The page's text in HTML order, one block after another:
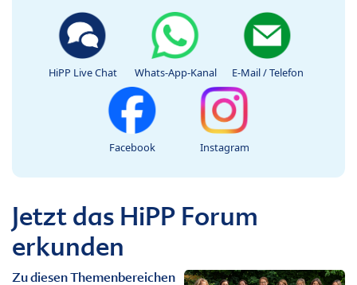
HiPP Live Chat Whats-App-Kanal E-Mail / Telefon
Facebook Instagram
Jetzt das HiPP Forum
erkunden
Zu diesen Themenbereichen